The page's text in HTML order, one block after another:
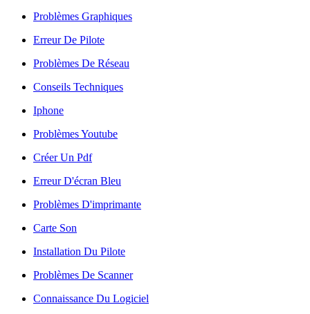
Problèmes Graphiques
Erreur De Pilote
Problèmes De Réseau
Conseils Techniques
Iphone
Problèmes Youtube
Créer Un Pdf
Erreur D'écran Bleu
Problèmes D'imprimante
Carte Son
Installation Du Pilote
Problèmes De Scanner
Connaissance Du Logiciel